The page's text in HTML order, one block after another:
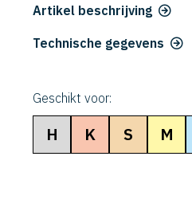
Artikel beschrijving
Technische gegevens
Geschikt voor:
H K S M